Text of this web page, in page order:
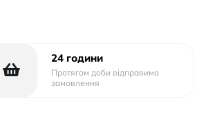
24 години
Протягом доби відправимо
замовлення